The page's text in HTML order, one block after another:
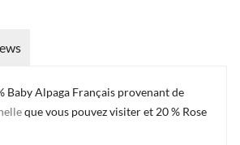
Baby Alpaga Français provenant de
que vous pouvez visiter et 20 % Rose